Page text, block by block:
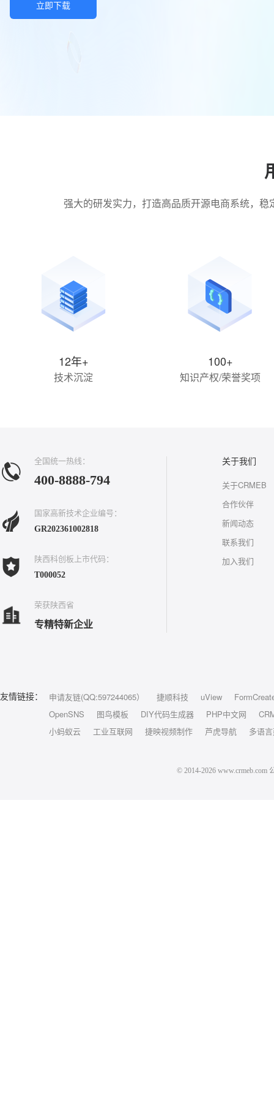
立即下载
强大的研发实力，打造高品质开源电商系统，
12年+
技术沉淀
100+
知识产权/荣誉奖项
全国统一热线：
400-8888-794
国家高新技术企业编号：
GR202361002818
陕西科创板上市代码：
T000052
荣获陕西省
专精特新企业
关于我们
关于CRMEB
合作伙伴
新闻动态
联系我们
加入我们
友情链接： 申请友链(QQ:597244065） 捷顺科技 uView
OpenSNS
图鸟模板 DIY代码生成器 PHP中文网
小蚂蚁云
工业互联网 捷映视频制作 芦虎导航 多语
© 2014-2026